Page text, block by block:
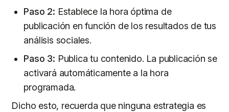
Paso 2: Establece la hora óptima de
publicación en función de los resultados de tus
análisis sociales.
Paso 3: Publica tu contenido. La publicación se
activará automáticamente a la hora
programada.
Dicho esto, recuerda que ninguna estrategia es